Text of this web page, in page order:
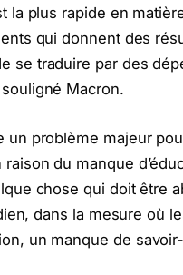
la plus rapide en
qui donnent des
se traduire par des
Macron.
problème majeur
du manque
chose qui doit être
dans la mesure où
un manque de